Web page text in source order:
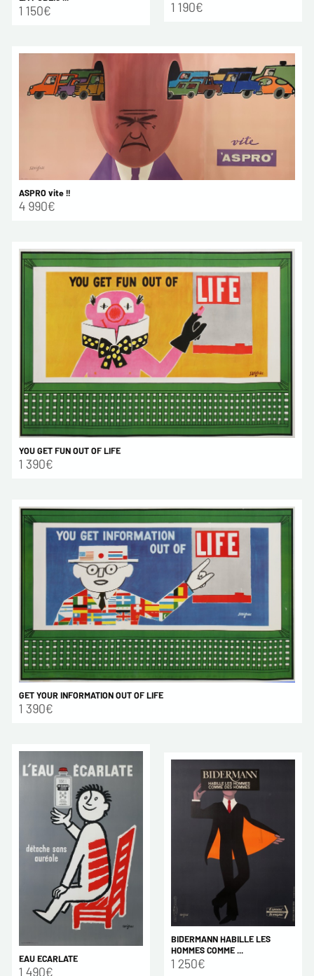
1 150€ 1 190€
ASPRO vite !!
4 990€
YOU GET FUN OUT OF LIFE
1 390€
GET YOUR INFORMATION OUT OF LIFE
1 390€
EAU ECARLATE
1 490€
BIDERMANN HABILLE LES
HOMMES COMME ...
1 250€